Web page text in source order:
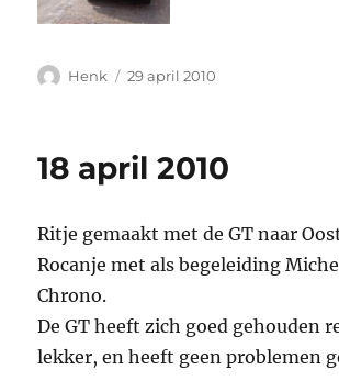
Auteur
Henk
Geplaatst
29 april 2010
18 april 2010
Ritje gemaakt met de GT naar
Rocanje met als begeleiding
Chrono.
De GT heeft zich goed gehouden
lekker, en heeft geen problemen